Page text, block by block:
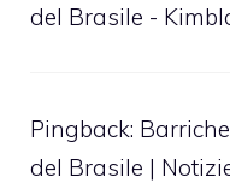
del Brasile -
Pingback:
del Brasile |